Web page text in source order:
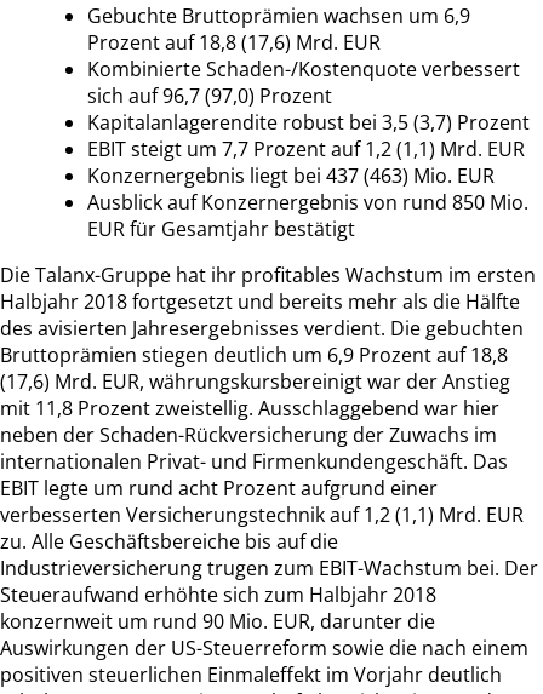
Gebuchte Bruttoprämien wachsen um 6,9
Prozent auf 18,8 (17,6) Mrd. EUR
Kombinierte Schaden-/Kostenquote verbessert
sich auf 96,7 (97,0) Prozent
Kapitalanlagerendite robust bei 3,5 (3,7) Prozent
EBIT steigt um 7,7 Prozent auf 1,2 (1,1) Mrd. EUR
Konzernergebnis liegt bei 437 (463) Mio. EUR
Ausblick auf Konzernergebnis von rund 850 Mio.
EUR für Gesamtjahr bestätigt
Die Talanx-Gruppe hat ihr profitables Wachstum im ersten
Halbjahr 2018 fortgesetzt und bereits mehr als die Hälfte
des avisierten Jahresergebnisses verdient. Die gebuchten
Bruttoprämien stiegen deutlich um 6,9 Prozent auf 18,8
(17,6) Mrd. EUR, währungskursbereinigt war der Anstieg
mit 11,8 Prozent zweistellig. Ausschlaggebend war hier
neben der Schaden-Rückversicherung der Zuwachs im
internationalen Privat- und Firmenkundengeschäft. Das
EBIT legte um rund acht Prozent aufgrund einer
verbesserten Versicherungstechnik auf 1,2 (1,1) Mrd. EUR
zu. Alle Geschäftsbereiche bis auf die
Industrieversicherung trugen zum EBIT-Wachstum bei. Der
Steueraufwand erhöhte sich zum Halbjahr 2018
konzernweit um rund 90 Mio. EUR, darunter die
Auswirkungen der US-Steuerreform sowie die nach einem
positiven steuerlichen Einmaleffekt im Vorjahr deutlich